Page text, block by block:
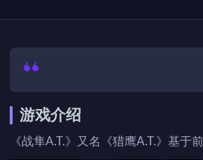
游戏介绍
《战隼A.T.》又名《猎鹰A.T.》基于